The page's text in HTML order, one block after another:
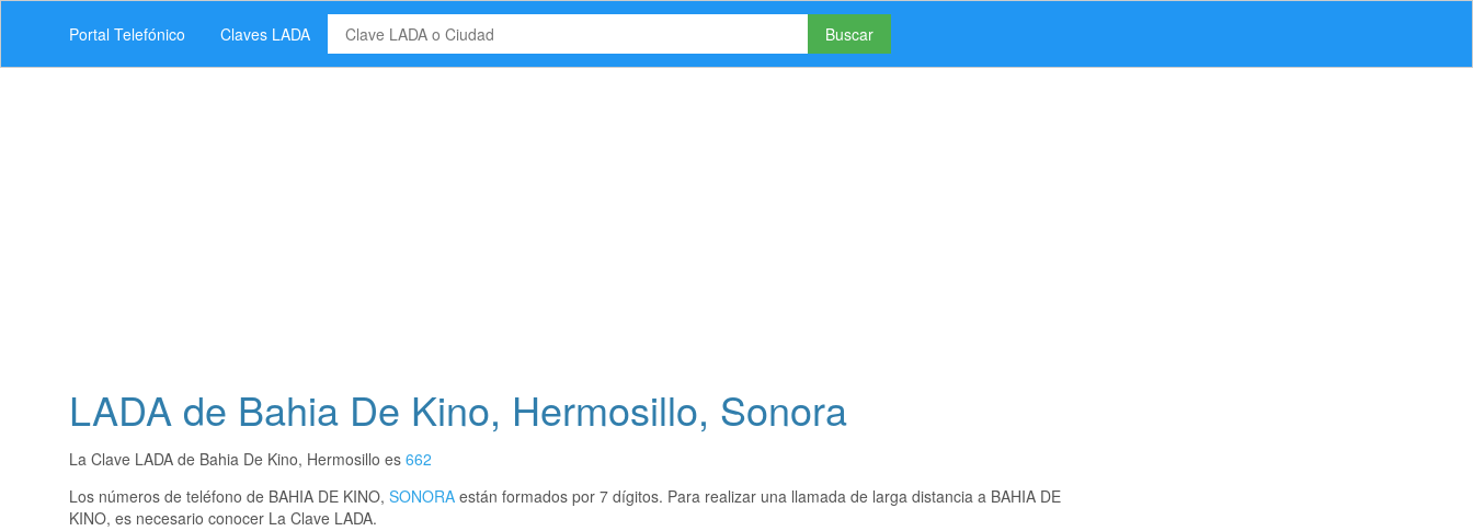
Portal Telefónico Claves LADA Buscar
LADA de Bahia De Kino, Hermosillo, Sonora
La Clave LADA de Bahia De Kino, Hermosillo es 662
Los números de teléfono de BAHIA DE KINO, SONORA están formados por 7 dígitos. Para realizar una llamada de larga distancia a BAHIA DE
KINO, es necesario conocer La Clave LADA.